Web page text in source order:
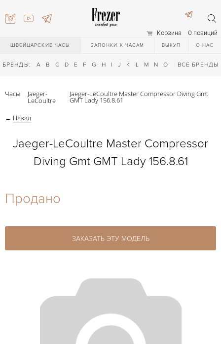
Корзина 0 позиций
ШВЕЙЦАРСКИЕ ЧАСЫ ЗАПОНКИ К ЧАСАМ ВЫКУП О НАС
БРЕНДЫ: A B C D E F G H I J K L M N O Q R S T
ВСЕ БРЕНДЫ
27-44
Часы Jaeger-
LeCoultre
Jaeger-LeCoultre Master Compressor Diving Gmt
GMT Lady 156.8.61
← Назад
Jaeger-LeCoultre Master Compressor
Diving Gmt GMT Lady 156.8.61
Продано
ЗАКАЗАТЬ ЭТУ МОДЕЛЬ